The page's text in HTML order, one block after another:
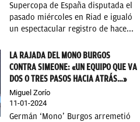
Supercopa de España disputada el
pasado miércoles en Riad e igualó
un espectacular registro de hace...
LA RAJADA DEL MONO BURGOS
CONTRA SIMEONE: «UN EQUIPO QUE VA
DOS O TRES PASOS HACIA ATRÁS…»
Miguel Zorío
11-01-2024
Germán ‘Mono’ Burgos arremetió